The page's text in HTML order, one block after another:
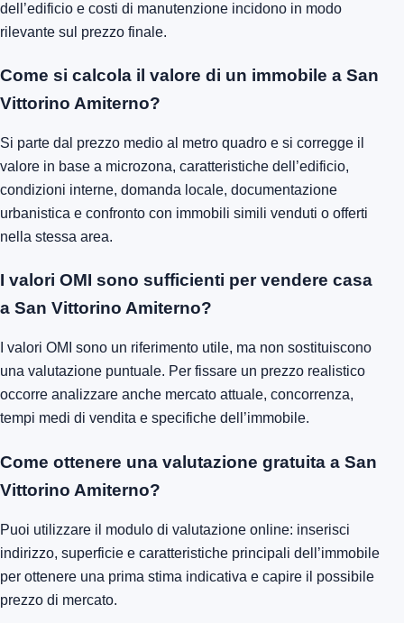
dell’edificio e costi di manutenzione incidono in modo
rilevante sul prezzo finale.
Come si calcola il valore di un immobile a San
Vittorino Amiterno?
Si parte dal prezzo medio al metro quadro e si corregge il
valore in base a microzona, caratteristiche dell’edificio,
condizioni interne, domanda locale, documentazione
urbanistica e confronto con immobili simili venduti o offerti
nella stessa area.
I valori OMI sono sufficienti per vendere casa
a San Vittorino Amiterno?
I valori OMI sono un riferimento utile, ma non sostituiscono
una valutazione puntuale. Per fissare un prezzo realistico
occorre analizzare anche mercato attuale, concorrenza,
tempi medi di vendita e specifiche dell’immobile.
Come ottenere una valutazione gratuita a San
Vittorino Amiterno?
Puoi utilizzare il modulo di valutazione online: inserisci
indirizzo, superficie e caratteristiche principali dell’immobile
per ottenere una prima stima indicativa e capire il possibile
prezzo di mercato.